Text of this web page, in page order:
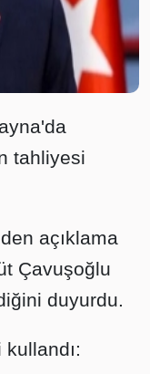
tahliyesi
açıklama
Çavuşoğlu
duyurdu.